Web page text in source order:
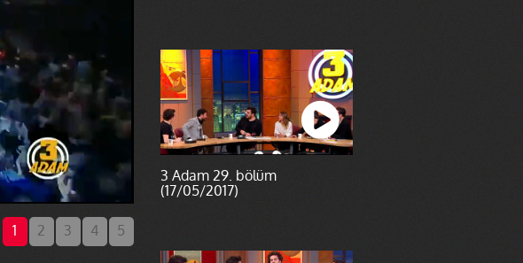
1 2 3 4 5
3 Adam 29. bölüm
(17/05/2017)